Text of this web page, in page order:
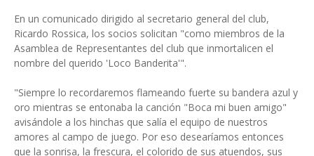
En un comunicado dirigido al secretario general del club,
Ricardo Rossica, los socios solicitan "como miembros de la
Asamblea de Representantes del club que inmortalicen el
nombre del querido 'Loco Banderita'".
"Siempre lo recordaremos flameando fuerte su bandera azul y
oro mientras se entonaba la canción "Boca mi buen amigo"
avisándole a los hinchas que salía el equipo de nuestros
amores al campo de juego. Por eso desearíamos entonces
que la sonrisa, la frescura, el colorido de sus atuendos, sus